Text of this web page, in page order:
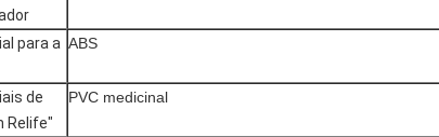
para a ABS
de
Relife"
PVC medicinal